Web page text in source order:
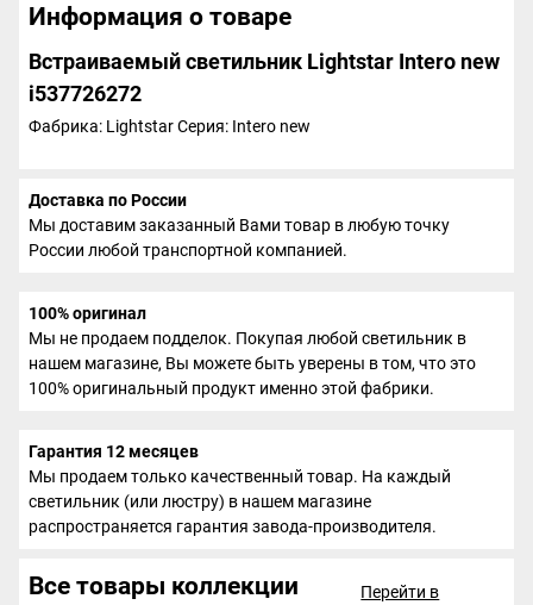
Информация о товаре
Встраиваемый светильник Lightstar Intero new
i537726272
Фабрика: LightstarСерия: Intero new
Доставка по России
Мы доставим заказанный Вами товар в любую точку
России любой транспортной компанией.
100% оригинал
Мы не продаем подделок. Покупая любой светильник в
нашем магазине, Вы можете быть уверены в том, что это
100% оригинальный продукт именно этой фабрики.
Гарантия 12 месяцев
Мы продаем только качественный товар. На каждый
светильник (или люстру) в нашем магазине
распространяется гарантия завода-производителя.
Все товары коллекции
Перейти в